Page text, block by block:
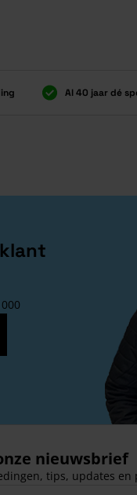
Al 40 jaar dé
nieuwsbrief
tips, updates en